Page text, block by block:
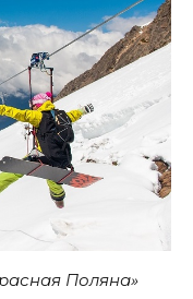
Поляна»